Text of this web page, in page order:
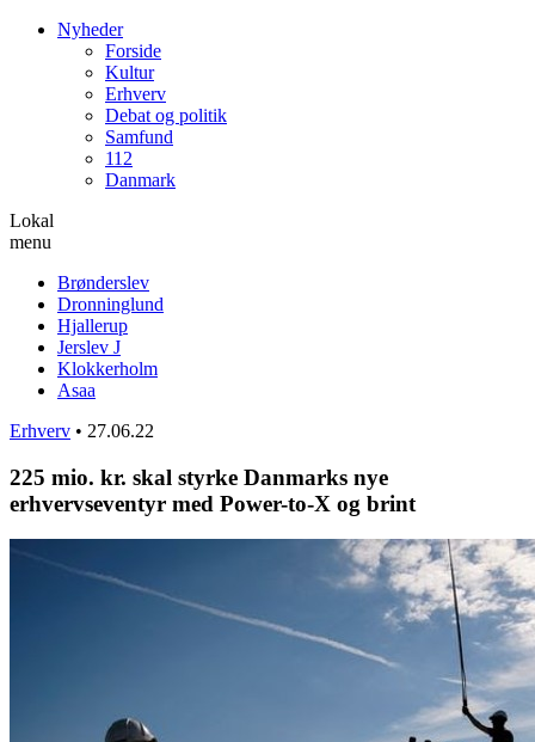
Nyheder
Forside
Kultur
Erhverv
Debat og politik
Samfund
112
Danmark
Lokal
menu
Brønderslev
Dronninglund
Hjallerup
Jerslev J
Klokkerholm
Asaa
Erhverv • 27.06.22
225 mio. kr. skal styrke Danmarks nye
erhvervseventyr med Power-to-X og brint